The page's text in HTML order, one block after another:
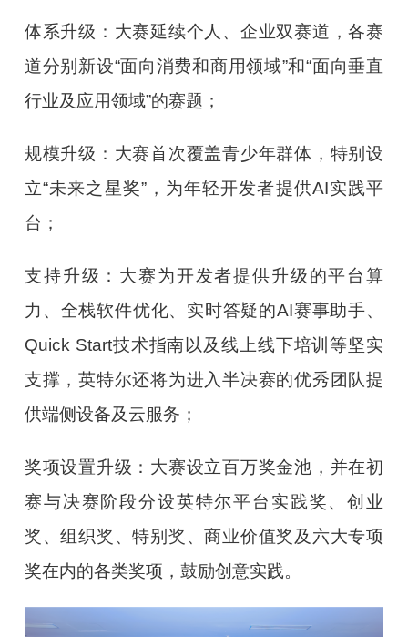
体系升级：大赛延续个人、企业双赛道，各赛
道分别新设“面向消费和商用领域”和“面向垂直
行业及应用领域”的赛题；
规模升级：大赛首次覆盖青少年群体，特别设
立“未来之星奖”，为年轻开发者提供AI实践平
台；
支持升级：大赛为开发者提供升级的平台算
力、全栈软件优化、实时答疑的AI赛事助手、
Quick Start技术指南以及线上线下培训等坚实
支撑，英特尔还将为进入半决赛的优秀团队提
供端侧设备及云服务；
奖项设置升级：大赛设立百万奖金池，并在初
赛与决赛阶段分设英特尔平台实践奖、创业
奖、组织奖、特别奖、商业价值奖及六大专项
奖在内的各类奖项，鼓励创意实践。